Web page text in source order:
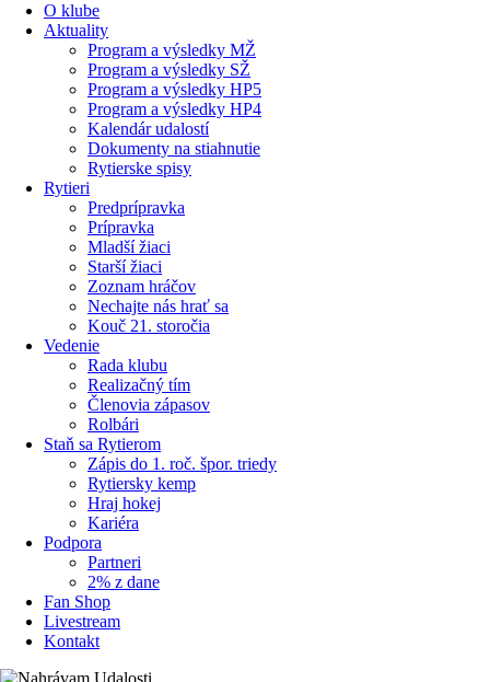
O klube
Aktuality
Program a výsledky MŽ
Program a výsledky SŽ
Program a výsledky HP5
Program a výsledky HP4
Kalendár udalostí
Dokumenty na stiahnutie
Rytierske spisy
Rytieri
Predprípravka
Prípravka
Mladší žiaci
Starší žiaci
Zoznam hráčov
Nechajte nás hrať sa
Kouč 21. storočia
Vedenie
Rada klubu
Realizačný tím
Členovia zápasov
Rolbári
Staň sa Rytierom
Zápis do 1. roč. špor. triedy
Rytiersky kemp
Hraj hokej
Kariéra
Podpora
Partneri
2% z dane
Fan Shop
Livestream
Kontakt